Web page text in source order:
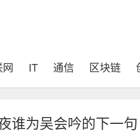
网 IT 通信 区块链
谁为吴会吟的下一